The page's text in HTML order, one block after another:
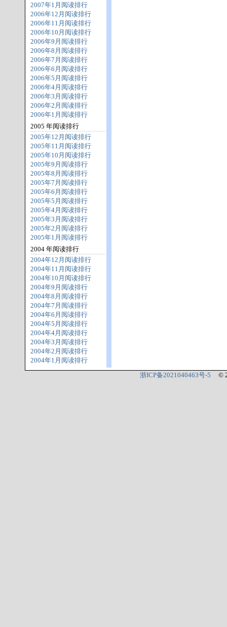
2007年1月阅读排行
2006年12月阅读排行
2006年11月阅读排行
2006年10月阅读排行
2006年9月阅读排行
2006年8月阅读排行
2006年7月阅读排行
2006年6月阅读排行
2006年5月阅读排行
2006年4月阅读排行
2006年3月阅读排行
2006年2月阅读排行
2006年1月阅读排行
2005 年阅读排行
2005年12月阅读排行
2005年11月阅读排行
2005年10月阅读排行
2005年9月阅读排行
2005年8月阅读排行
2005年7月阅读排行
2005年6月阅读排行
2005年5月阅读排行
2005年4月阅读排行
2005年3月阅读排行
2005年2月阅读排行
2005年1月阅读排行
2004 年阅读排行
2004年12月阅读排行
2004年11月阅读排行
2004年10月阅读排行
2004年9月阅读排行
2004年8月阅读排行
2004年7月阅读排行
2004年6月阅读排行
2004年5月阅读排行
2004年4月阅读排行
2004年3月阅读排行
2004年2月阅读排行
2004年1月阅读排行
浙ICP备2021040463号-5 ©